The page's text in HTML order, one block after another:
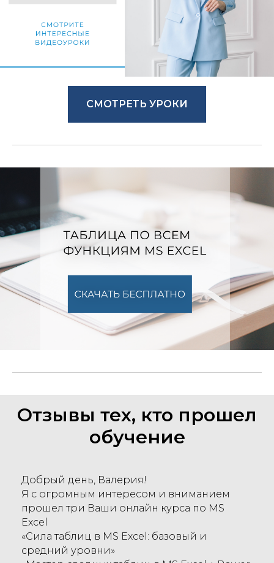
СМОТРЕТЬ УРОКИ
Отзывы тех, кто прошел
обучение
Добрый день, Валерия!
Я с огромным интересом и вниманием
прошел три Ваши онлайн курса по MS
Excel
«Сила таблиц в MS Excel: базовый и
средний уровни»